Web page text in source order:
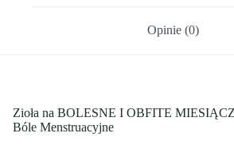
Opinie (0)
Zioła na BOLESNE I OBFITE
Bóle Menstruacyjne